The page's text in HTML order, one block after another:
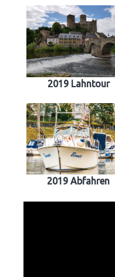
2019 Lahntour
2019 Abfahren